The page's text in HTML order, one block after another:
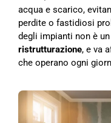
acqua e scarico,
perdite o fastidiosi
degli impianti non è
ristrutturazione, e va
che operano ogni